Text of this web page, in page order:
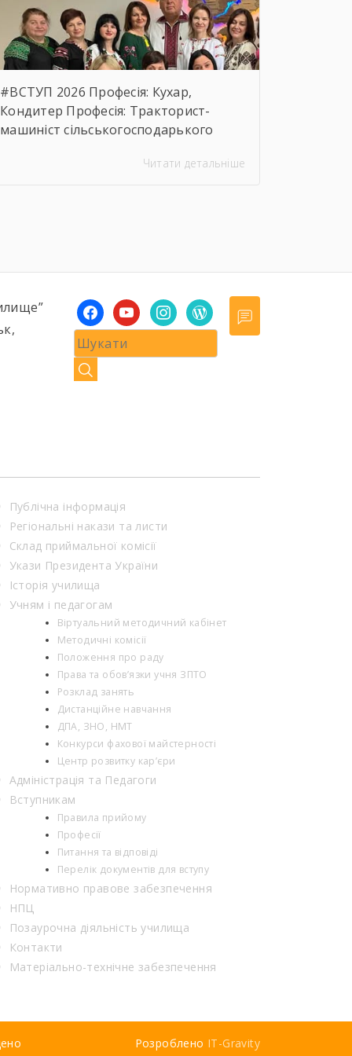
предмета закупівлі.
https://drive.google.com/file/d/
usp=sharing
#ВСТУП 2026 Професія: Кухар,
Кондитер Професія: Тракторист-
машиніст сільськогосподарького
Сільськогосподарських машин та
Читати детальніше
facebookyoutubeinstagramwordpress
Публічна інформація
Регіональні накази та листи
Склад приймальної комісії
Укази Президента України
Історія училища
Учням і педагогам
Віртуальний методичний кабінет
Методичні комісії
Положення про раду
Права та обов’язки учня ЗПТО
Розклад занять
Дистанційне навчання
ДПА, ЗНО, НМТ
Конкурси фахової майстерності
Центр розвитку кар’єри
Адміністрація та Педагоги
Вступникам
Правила прийому
Професії
Питання та відповіді
Перелік документів для вступу
Нормативно правове забезпечення
НПЦ
Позаурочна діяльність училища
Контакти
Матеріально-технічне забезпечення
Розроблено IT-Gravity